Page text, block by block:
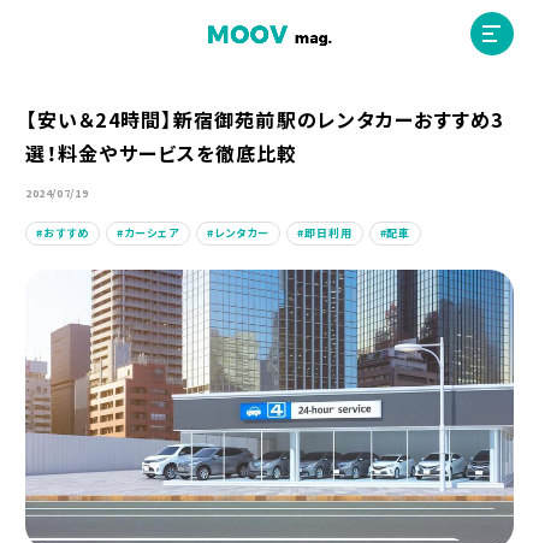
ホーム
MOOVマガジン利用規約
お問合せ
人材募集（ライター、配車スタッフ、デザイナー）
【安い＆24時間】新宿御苑前駅のレンタカーおすすめ3
選！料金やサービスを徹底比較
2024/07/19
おすすめ カーシェア レンタカー 即日利用 配車